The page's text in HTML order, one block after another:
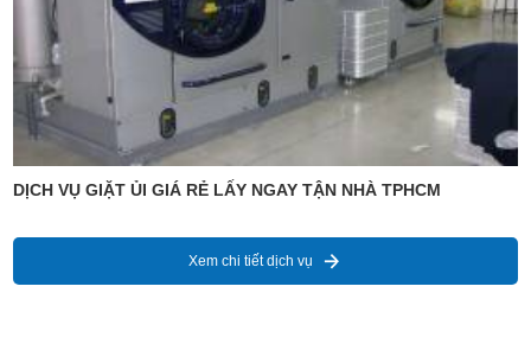
DỊCH VỤ GIẶT ỦI GIÁ RẺ LẤY NGAY TẬN NHÀ TPHCM
Xem chi tiết dịch vụ